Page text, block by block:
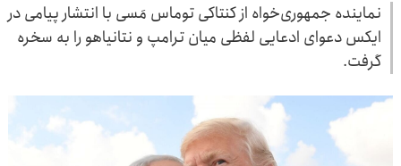
نماینده جمهوری‌خواه از کنتاکی توماس مَسی با انتشار پیامی در
ایکس دعوای ادعایی لفظی میان ترامپ و نتانیاهو را به سخره
گرفت.